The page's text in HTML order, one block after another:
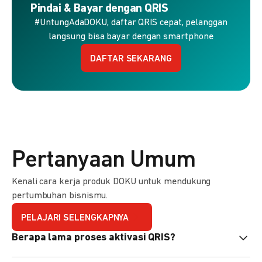
Pindai & Bayar dengan QRIS
#UntungAdaDOKU, daftar QRIS cepat, pelanggan
langsung bisa bayar dengan smartphone
DAFTAR SEKARANG
Pertanyaan Umum
Kenali cara kerja produk DOKU untuk mendukung
pertumbuhan bisnismu.
PELAJARI SELENGKAPNYA
Berapa lama proses aktivasi QRIS?